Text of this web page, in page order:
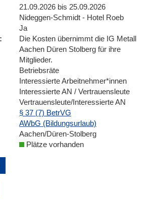
21.09.2026 bis 25.09.2026
Nideggen-Schmidt - Hotel Roeb
Ja
Die Kosten übernimmt die IG Metall
Aachen Düren Stolberg für ihre
Mitglieder.
Betriebsräte
Interessierte Arbeitnehmer*innen
Interessierte AN / Vertrauensleute
Vertrauensleute/Interessierte AN
§ 37 (7) BetrVG
AWbG (Bildungsurlaub)
Aachen/Düren-Stolberg
Plätze vorhanden